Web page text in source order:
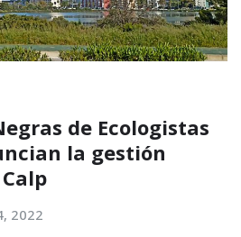
de Ecologistas
la gestión
2022